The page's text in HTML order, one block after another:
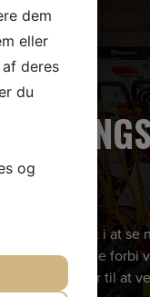
er interesseret i at se
til at kigge forbi
salgsteam klar til at
dem
eller
deres
du
og